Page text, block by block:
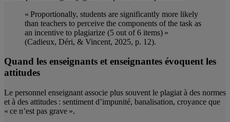
« Proportionally, students are significantly more likely
than teachers to perceive the components of the task as
an incentive to plagiarize (5 out of 6 items) »
(Cadieux, Déri, & Vincent, 2025, p. 12).
Quand les enseignants et enseignantes évoquent les
attitudes
Le personnel enseignant associe plus souvent le plagiat à des normes
et à des attitudes : sentiment d’impunité, banalisation, croyance que
« ce n’est pas grave ».